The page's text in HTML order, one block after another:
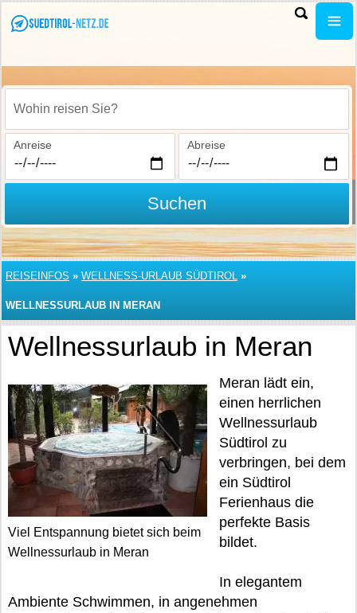
Wohin reisen Sie?
Anreise Abreise
Suchen
REISEINFOS » WELLNESS-URLAUB SÜDTIROL »
WELLNESSURLAUB IN MERAN
Wellnessurlaub in Meran
Viel Entspannung bietet sich beim
Wellnessurlaub in Meran
Meran lädt ein,
einen herrlichen
Wellnessurlaub
Südtirol zu
verbringen, bei dem
ein Südtirol
Ferienhaus die
perfekte Basis
bildet.
In elegantem
Ambiente Schwimmen, in angenehmen